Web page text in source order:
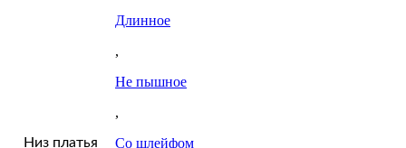
Низ платья
Длинное
,
Не пышное
,
Со шлейфом